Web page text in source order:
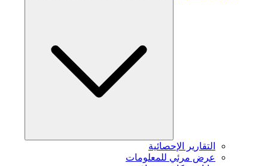
التقارير الإحصائية
عرض مرئي للمعلومات